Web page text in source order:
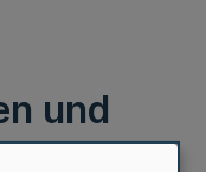
und